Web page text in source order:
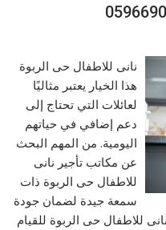
نانى للاطفال حى الربوة
هذا الخيار يعتبر مثاليًا
لعائلات التي تحتاج إلى
دعم إضافي في حياتهم
اليومية. من المهم البحث
عن مكاتب تأجير نانى
للاطفال حى الربوة ذات
سمعة جيدة لضمان جودة
للاطفال حى الربوة للقيام